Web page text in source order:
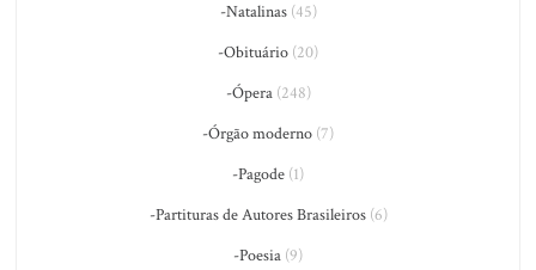
-Natalinas(45)
-Obituário (20)
-Ópera(248)
-Órgão moderno (7)
-Pagode (1)
-Partituras de Autores Brasileiros(6)
-Poesia (9)